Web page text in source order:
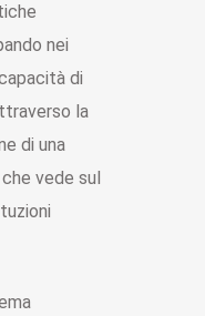
nei
di
la
di una
vede sul